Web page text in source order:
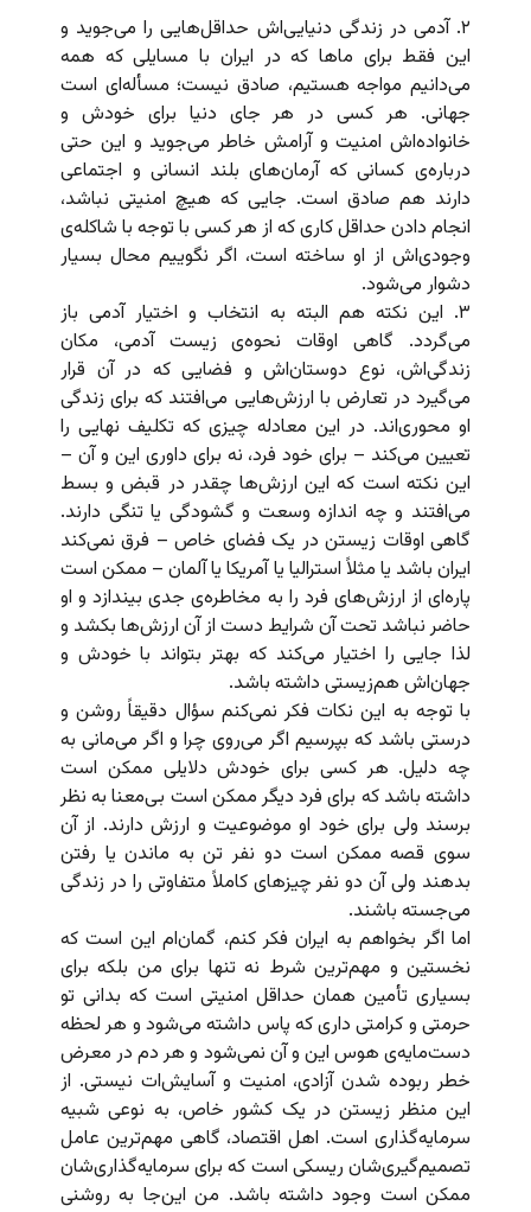
۲. آدمی در زندگی دنیایی‌اش حداقل‌هایی را می‌جوید و
این فقط برای ماها که در ایران با مسایلی که همه
می‌دانیم مواجه هستیم، صادق نیست؛ مسأله‌ای است
جهانی. هر کسی در هر جای دنیا برای خودش و
خانواده‌اش امنیت و آرامش خاطر می‌جوید و این حتی
درباره‌ی کسانی که آرمان‌های بلند انسانی و اجتماعی
دارند هم صادق است. جایی که هیچ امنیتی نباشد،
انجام دادن حداقل کاری که از هر کسی با توجه با شاکله‌ی
وجودی‌اش از او ساخته است، اگر نگوییم محال بسیار
دشوار می‌شود.
۳. این نکته هم البته به انتخاب و اختیار آدمی باز
می‌گردد. گاهی اوقات نحوه‌ی زیست آدمی، مکان
زندگی‌اش، نوع دوستان‌اش و فضایی که در آن قرار
می‌گیرد در تعارض با ارزش‌هایی می‌افتند که برای زندگی
او محوری‌اند. در این معادله چیزی که تکلیف نهایی را
تعیین می‌کند – برای خود فرد، نه برای داوری این و آن –
این نکته است که این ارزش‌ها چقدر در قبض و بسط
می‌افتند و چه اندازه وسعت و گشودگی یا تنگی دارند.
گاهی اوقات زیستن در یک فضای خاص – فرق نمی‌کند
ایران باشد یا مثلاً استرالیا یا آمریکا یا آلمان – ممکن است
پاره‌ای از ارزش‌های فرد را به مخاطره‌ی جدی بیندازد و او
حاضر نباشد تحت آن شرایط دست از آن ارزش‌ها بکشد و
لذا جایی را اختیار می‌کند که بهتر بتواند با خودش و
جهان‌اش هم‌زیستی داشته باشد.
با توجه به این نکات فکر نمی‌کنم سؤال دقیقاً روشن و
درستی باشد که بپرسیم اگر می‌روی چرا و اگر می‌مانی به
چه دلیل. هر کسی برای خودش دلایلی ممکن است
داشته باشد که برای فرد دیگر ممکن است بی‌معنا به نظر
برسند ولی برای خود او موضوعیت و ارزش دارند. از آن
سوی قصه ممکن است دو نفر تن به ماندن یا رفتن
بدهند ولی آن دو نفر چیزهای کاملاً متفاوتی را در زندگی
می‌جسته باشند.
اما اگر بخواهم به ایران فکر کنم، گمان‌ام این است که
نخستین و مهم‌ترین شرط نه تنها برای من بلکه برای
بسیاری تأمین همان حداقل امنیتی است که بدانی تو
حرمتی و کرامتی داری که پاس داشته می‌شود و هر لحظه
دست‌مایه‌ی هوس این و آن نمی‌شود و هر دم در معرض
خطر ربوده شدن آزادی، امنیت و آسایش‌ات نیستی. از
این منظر زیستن در یک کشور خاص، به نوعی شبیه
سرمایه‌گذاری است. اهل اقتصاد، گاهی مهم‌ترین عامل‌
تصمیم‌گیری‌شان ریسکی است که برای سرمایه‌گذاری‌شان
ممکن است وجود داشته باشد. من این‌جا به روشنی